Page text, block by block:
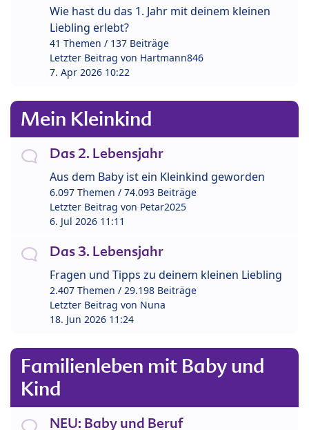
Wie hast du das 1. Jahr mit deinem kleinen
Liebling erlebt?
41 Themen / 137 Beiträge
Letzter Beitrag von Hartmann846
7. Apr 2026 10:22
Mein Kleinkind
Das 2. Lebensjahr
Aus dem Baby ist ein Kleinkind geworden
6.097 Themen / 74.093 Beiträge
Letzter Beitrag von Petar2025
6. Jul 2026 11:11
Das 3. Lebensjahr
Fragen und Tipps zu deinem kleinen Liebling
2.407 Themen / 29.198 Beiträge
Letzter Beitrag von Nuna
18. Jun 2026 11:24
Familienleben mit Baby und
Kind
NEU: Baby und Beruf